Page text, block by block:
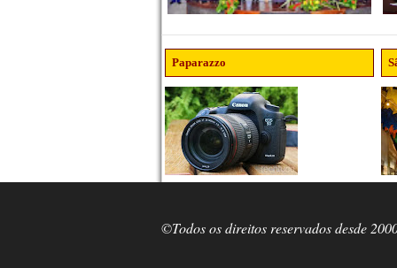
Paparazzo
©Todos os direitos reservados desde